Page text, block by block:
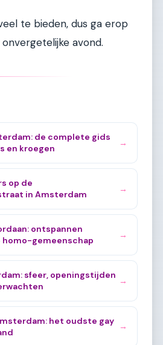
te bieden, dus ga erop
avond.
de complete gids
en kroegen
→
op de
in Amsterdam
→
ontspannen
homo-gemeenschap
→
sfeer, openingstijden
→
het oudste gay
→